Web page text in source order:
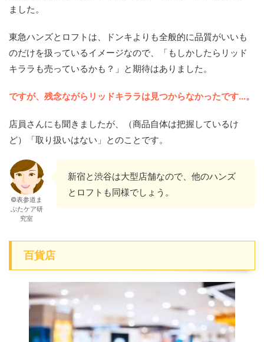
ました。
東急ハンズとロフトは、ドンキよりも全般的に品質がいいも
のだけを扱っているイメージなので、「もしかしたらリッド
キララも売っているかも？」と期待はありました。
ですが、残念ながらリッドキララは見つからなかったです...。
店員さんにも聞きましたが、（商品自体は把握しているけ
ど）「取り扱いはない」とのことです。
©表参道ま
ぶたケア研
究室
新宿と渋谷は大型店舗なので、他のハンズ
とロフトも同様でしょう。
百貨店